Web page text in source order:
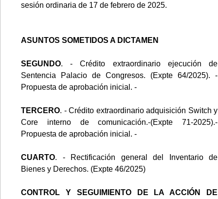
sesión ordinaria de 17 de febrero de 2025.
ASUNTOS SOMETIDOS A DICTAMEN
SEGUNDO. - Crédito extraordinario ejecución de
Sentencia Palacio de Congresos. (Expte 64/2025). -
Propuesta de aprobación inicial. -
TERCERO. - Crédito extraordinario adquisición Switch y
Core interno de comunicación.-(Expte 71-2025).-
Propuesta de aprobación inicial. -
CUARTO. - Rectificación general del Inventario de
Bienes y Derechos. (Expte 46/2025)
CONTROL Y SEGUIMIENTO DE LA ACCIÓN DE